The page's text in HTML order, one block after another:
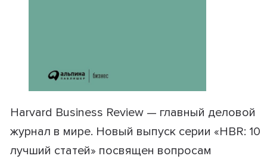
Harvard Business Review — главный деловой
журнал в мире. Новый выпуск серии «HBR: 10
лучший статей» посвящен вопросам